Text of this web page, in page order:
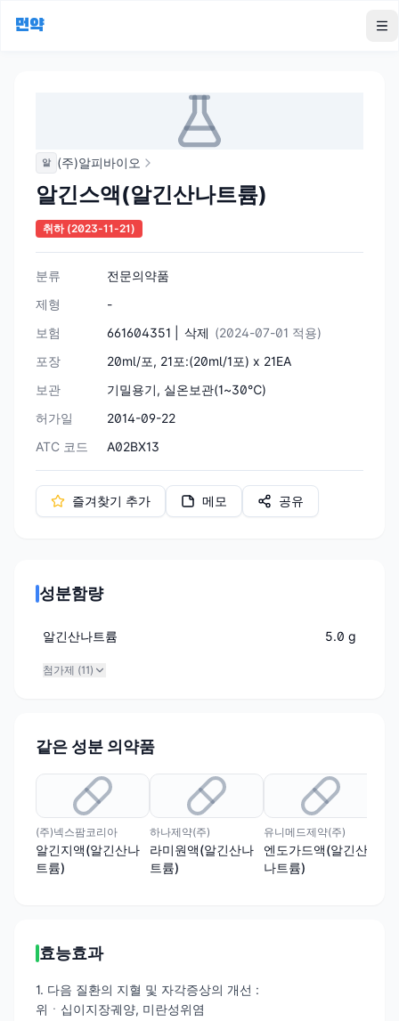
먼약
알 (주)알피바이오
알긴스액(알긴산나트륨)
취하(2023-11-21)
분류
전문의약품
제형
-
보험
661604351 | 삭제 (2024-07-01 적용)
포장
20ml/포, 21포:(20ml/1포) x 21EA
보관
기밀용기, 실온보관(1~30℃)
허가일
2014-09-22
ATC 코드
A02BX13
즐겨찾기 추가 메모 공유
성분함량
알긴산나트륨 5.0 g
첨가제 (11)
같은 성분 의약품
(주)넥스팜코리아
알긴지액(알긴산나
트륨)
하나제약(주)
라미원액(알긴산나
트륨)
유니메드제약(주)
엔도가드액(알긴산
나트륨)
효능효과
1. 다음 질환의 지혈 및 자각증상의 개선 :
위ㆍ십이지장궤양, 미란성위염